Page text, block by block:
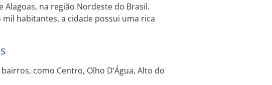
na região Nordeste do Brasil.
habitantes, a cidade possui uma rica
como Centro, Olho D’Água, Alto do